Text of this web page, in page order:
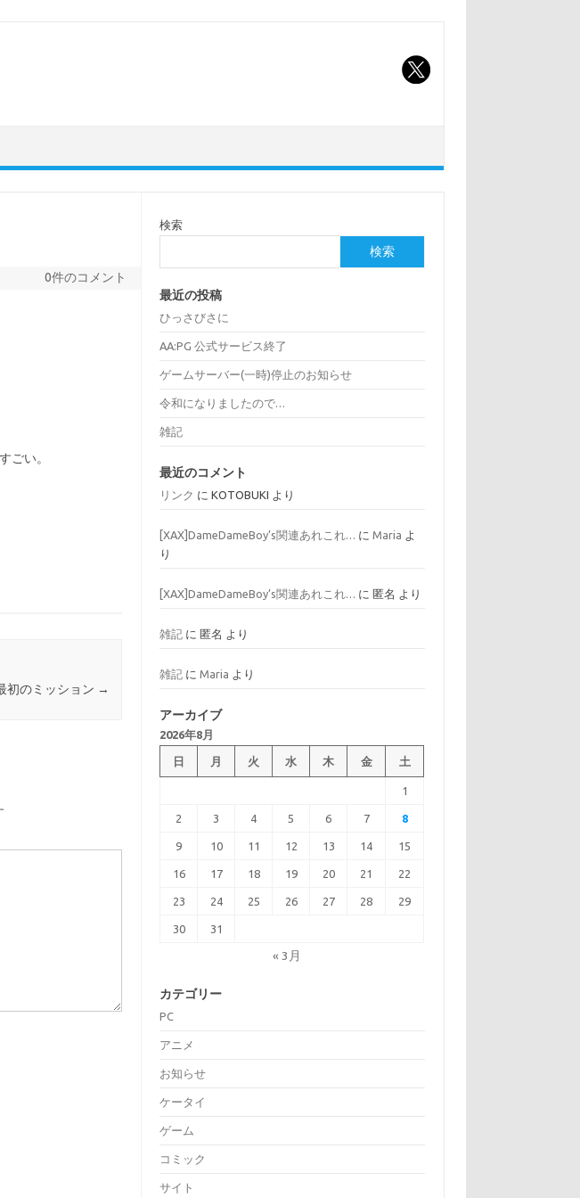
0件のコメント
ごい。
初のミッション →
検索
検索
最近の投稿
ひっさびさに
AA:PG 公式サービス終了
ゲームサーバー(一時)停止のお知らせ
令和になりましたので…
雑記
最近のコメント
リンク にKOTOBUKI より
[XAX]DameDameBoy’s関連あれこれ… にMaria よ
り
[XAX]DameDameBoy’s関連あれこれ… に 匿名 より
雑記 に 匿名 より
雑記 にMaria より
アーカイブ
2026年8月
日 月 火 水 木 金 土
1
2 3 4 5 6 7 8
9 10 11 12 13 14 15
16 17 18 19 20 21 22
23 24 25 26 27 28 29
30 31
« 3月
カテゴリー
PC
アニメ
お知らせ
ケータイ
ゲーム
コミック
サイト